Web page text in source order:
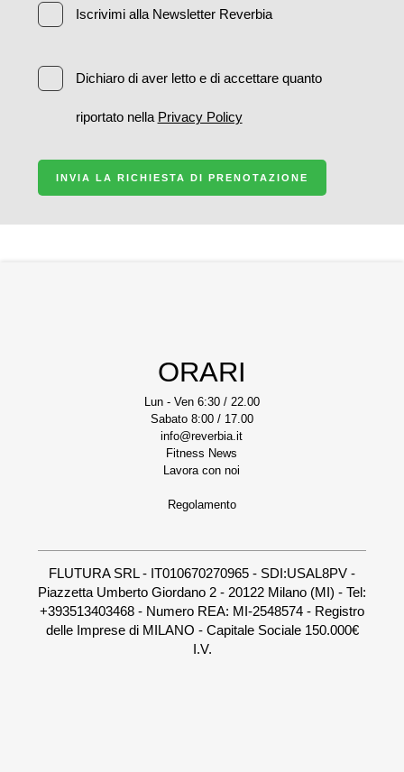
Iscrivimi alla Newsletter Reverbia
Dichiaro di aver letto e di accettare quanto
riportato nella Privacy Policy
INVIA LA RICHIESTA DI PRENOTAZIONE
ORARI
Lun - Ven 6:30 / 22.00
Sabato 8:00 / 17.00
info@reverbia.it
Fitness News
Lavora con noi
Regolamento
FLUTURA SRL - IT010670270965 - SDI:USAL8PV -
Piazzetta Umberto Giordano 2 - 20122 Milano (MI) - Tel:
+393513403468 - Numero REA: MI-2548574 - Registro
delle Imprese di MILANO - Capitale Sociale 150.000€
I.V.